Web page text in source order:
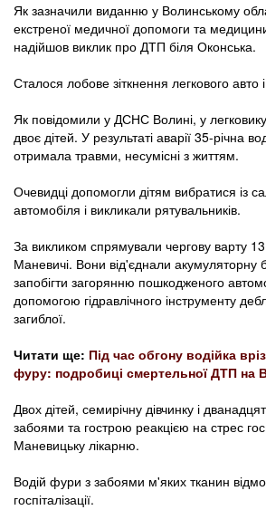
Як зазначили виданню у Волинському
екстреної медичної допомоги та
надійшов виклик про ДТП біля Оконська.
Сталося лобове зіткнення легкового авто
Як повідомили у ДСНС Волині, у
двоє дітей. У результаті аварії 35-річна
отримала травми, несумісні з життям.
Очевидці допомогли дітям вибратися із
автомобіля і викликали рятувальників.
За викликом спрямували чергову варту
Маневичі. Вони від'єднали
запобігти загорянню пошкодженого
допомогою гідравлічного інструменту
загиблої.
Читати ще: Під час обгону водійка
фуру: подробиці смертельної ДТП на
Двох дітей, семирічну дівчинку і
забоями та гострою реакцією на стрес
Маневицьку лікарню.
Водій фури з забоями м'яких тканин
госпіталізації.